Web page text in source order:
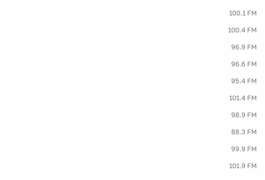
100.1 FM
100.4 FM
96.9 FM
96.6 FM
95.4 FM
101.4 FM
98.9 FM
88.3 FM
99.9 FM
101.9 FM